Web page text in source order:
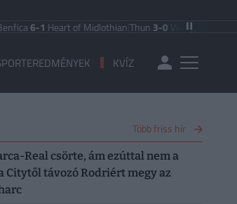
6-1Heart of Midlothian|Thun3-0 Vikingur Reykjavik
KVÍZ
Több friss hír
Real csörte, ám ezúttal nem a
Citytől távozó Rodriért megy az